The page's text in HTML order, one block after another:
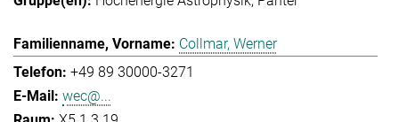
Collmar, Werner
+49 89 30000-3271
wec@...